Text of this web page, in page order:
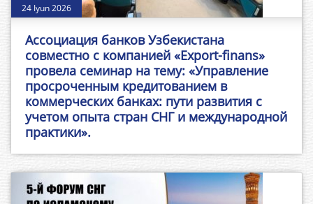
24 Iyun 2026
Ассоциация банков Узбекистана
совместно с компанией «Export-finans»
провела семинар на тему: «Управление
просроченным кредитованием в
коммерческих банках: пути развития с
учетом опыта стран СНГ и международной
практики».